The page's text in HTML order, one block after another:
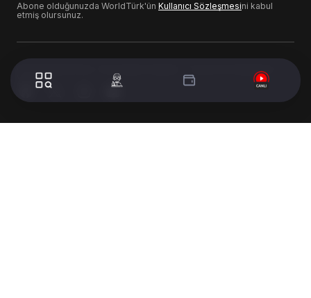
Abone olduğunuzda WorldTürk'ün Kullanıcı Sözleşmesini kabul
etmiş olursunuz.
© 2024 WorldTurk. Tüm Hakları Saklıdır. - Tasarım & Geliştirme :
Volion's